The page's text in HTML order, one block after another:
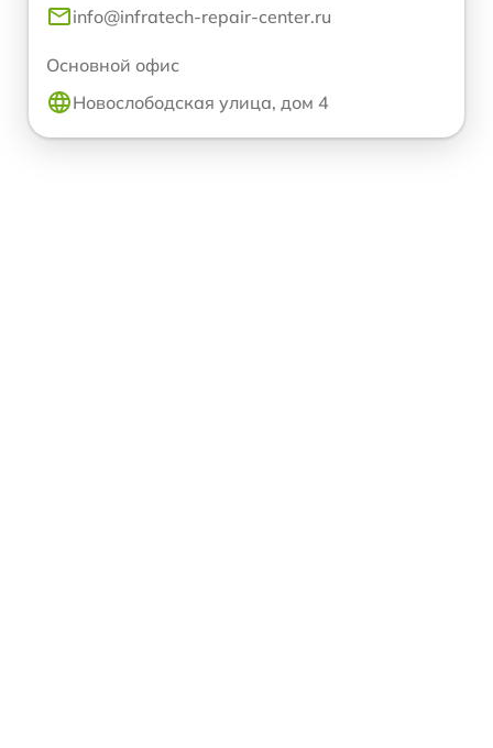
info@infratech-repair-center.ru
Основной офис
Новослободская улица, дом 4